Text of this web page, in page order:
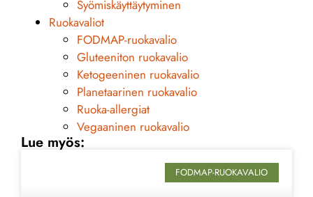
Syömiskäyttäytyminen
Ruokavaliot
FODMAP-ruokavalio
Gluteeniton ruokavalio
Ketogeeninen ruokavalio
Planetaarinen ruokavalio
Ruoka-allergiat
Vegaaninen ruokavalio
Lue myös:
FODMAP-RUOKAVALIO